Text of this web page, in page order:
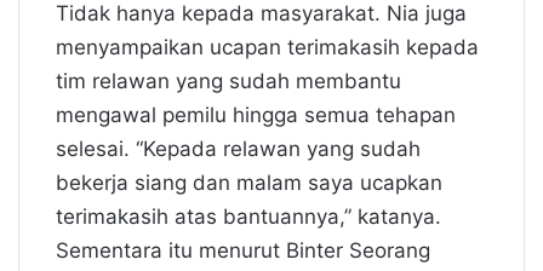
Tidak hanya kepada masyarakat. Nia juga
menyampaikan ucapan terimakasih kepada
tim relawan yang sudah membantu
mengawal pemilu hingga semua tehapan
selesai. “Kepada relawan yang sudah
bekerja siang dan malam saya ucapkan
terimakasih atas bantuannya,” katanya.
Sementara itu menurut Binter Seorang